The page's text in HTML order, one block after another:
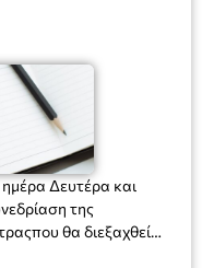
Λ.Σ. κ. Ιωάννη
Δευτέρα και
της
θα διεξαχθεί
31 στην αίθουσα